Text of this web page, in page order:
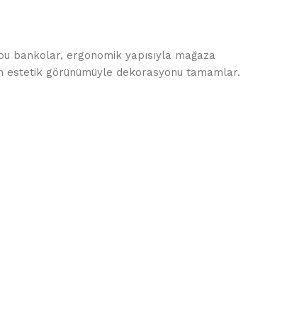
bankolar, ergonomik yapısıyla mağaza
estetik görünümüyle dekorasyonu tamamlar.